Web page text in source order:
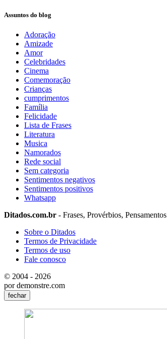
Assuntos do blog
Adoração
Amizade
Amor
Celebridades
Cinema
Comemoração
Crianças
cumprimentos
Família
Felicidade
Lista de Frases
Literatura
Musica
Namorados
Rede social
Sem categoria
Sentimentos negativos
Sentimentos positivos
Whatsapp
Ditados.com.br - Frases, Provérbios, Pensamentos
Sobre o Ditados
Termos de Privacidade
Termos de uso
Fale conosco
© 2004 - 2026
por demonstre.com
fechar